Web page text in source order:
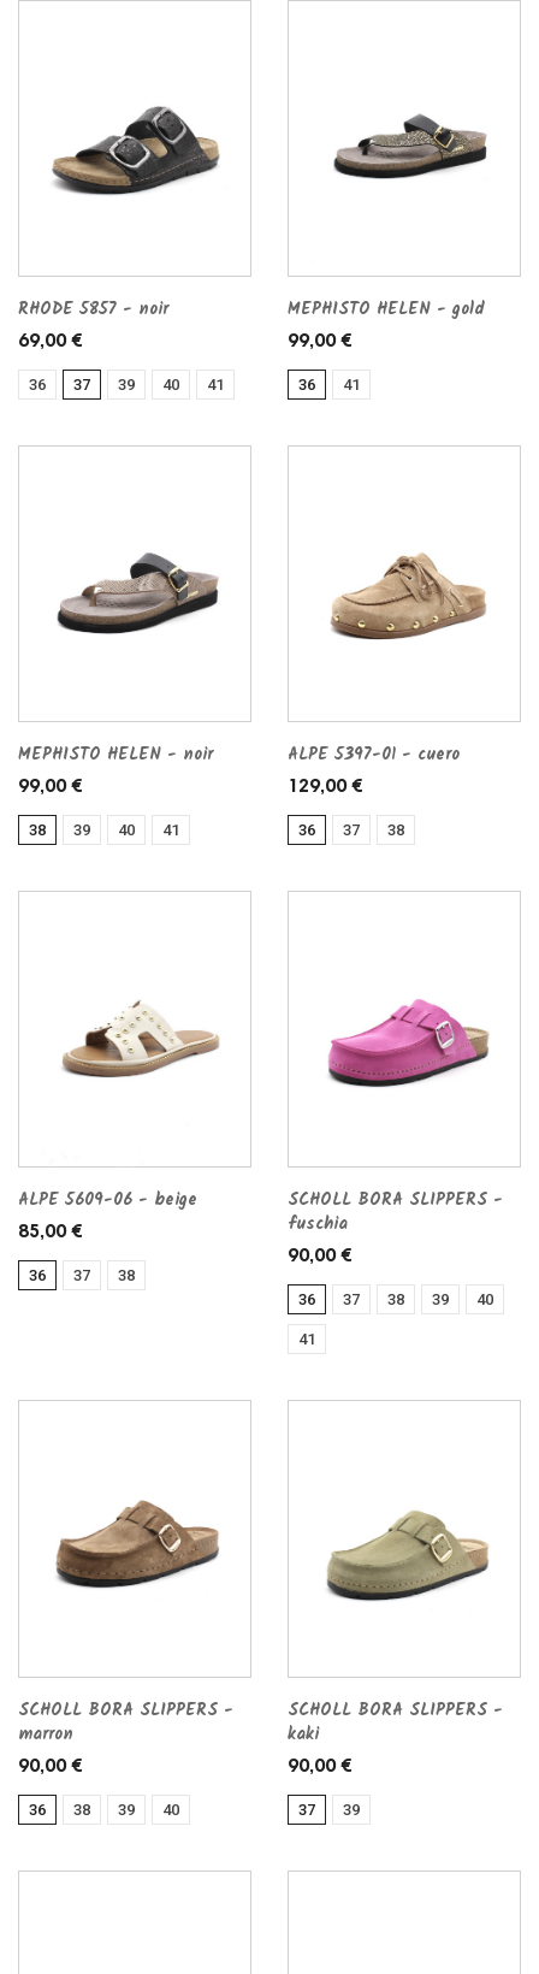
RHODE 5857 - noir
69,00 €
36 37 39 40 41
MEPHISTO HELEN - gold
99,00 €
36 41
MEPHISTO HELEN - noir
99,00 €
38 39 40 41
ALPE 5397-01 - cuero
129,00 €
36 37 38
ALPE 5609-06 - beige
85,00 €
36 37 38
SCHOLL BORA SLIPPERS -
fuschia
90,00 €
36 37 38 39 40
41
SCHOLL BORA SLIPPERS -
marron
90,00 €
36 38 39 40
SCHOLL BORA SLIPPERS -
kaki
90,00 €
37 39